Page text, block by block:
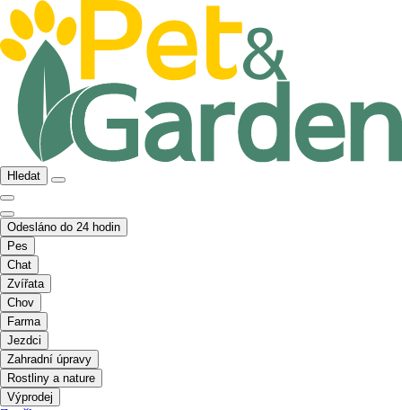
Hledat
Odesláno do 24 hodin
Pes
Chat
Zvířata
Chov
Farma
Jezdci
Zahradní úpravy
Rostliny a nature
Výprodej